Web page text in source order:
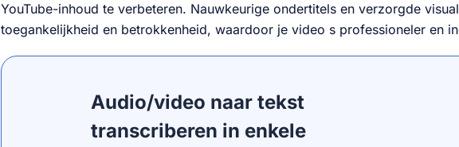
YouTube-inhoud te verbeteren. Nauwkeurige ondertitels en verzorgde
toegankelijkheid en betrokkenheid, waardoor je video s professioneler en
Audio/video naar tekst
transcriberen in enkele